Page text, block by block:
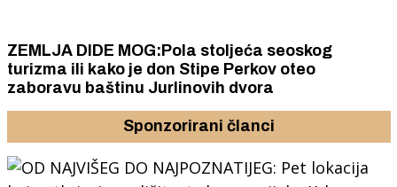
ZEMLJA DIDE MOG:Pola stoljeća seoskog
turizma ili kako je don Stipe Perkov oteo
zaboravu baštinu Jurlinovih dvora
Sponzorirani članci